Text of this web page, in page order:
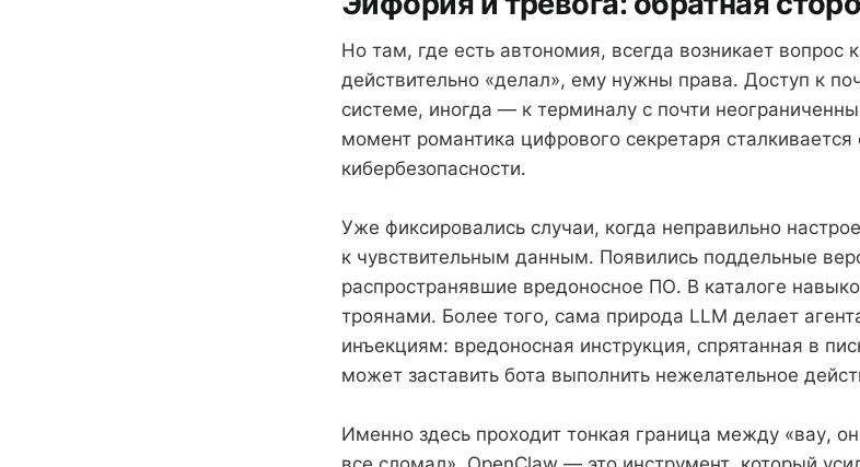
Но там, где есть автономия, всегда возникает вопрос
действительно «делал», ему нужны права. Доступ к
системе, иногда — к терминалу с почти
момент романтика цифрового секретаря сталкивается
кибербезопасности.
Уже фиксировались случаи, когда неправильно
к чувствительным данным. Появились поддельные
распространявшие вредоносное ПО. В каталоге
троянами. Более того, сама природа LLM делает
инъекциям: вредоносная инструкция, спрятанная в
может заставить бота выполнить нежелательное
Именно здесь проходит тонкая граница между «вау,